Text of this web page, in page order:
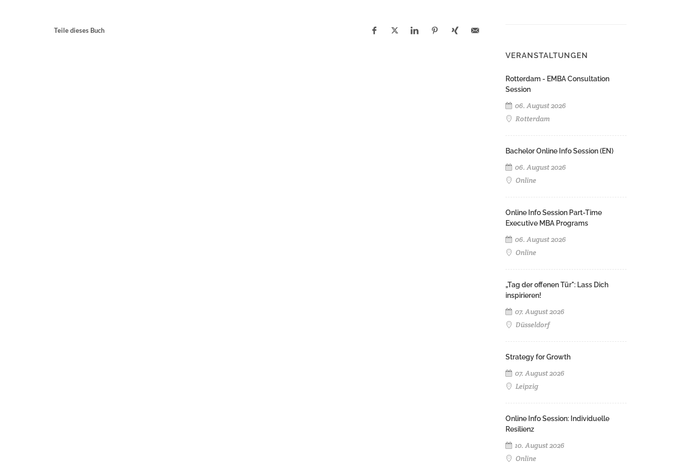
Teile dieses Buch
VERANSTALTUNGEN
Rotterdam - EMBA Consultation
Session
06. August 2026
Rotterdam
Bachelor Online Info Session (EN)
06. August 2026
Online
Online Info Session Part-Time
Executive MBA Programs
06. August 2026
Online
„Tag der offenen Tür": Lass Dich
inspirieren!
07. August 2026
Düsseldorf
Strategy for Growth
07. August 2026
Leipzig
Online Info Session: Individuelle
Resilienz
10. August 2026
Online